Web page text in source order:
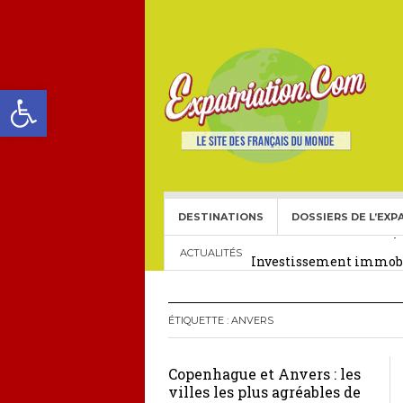
Ouvrir la barre d’outils
DESTINATIONS DOSSIERS DE
ACTUALITÉS
Choisir une école
Investissement
Crédit Immobilier pour
Le visa américain Gold
Héritage pour Français
ÉTIQUETTE : ANVERS
Copenhague et Anvers : les
villes les plus agréables de